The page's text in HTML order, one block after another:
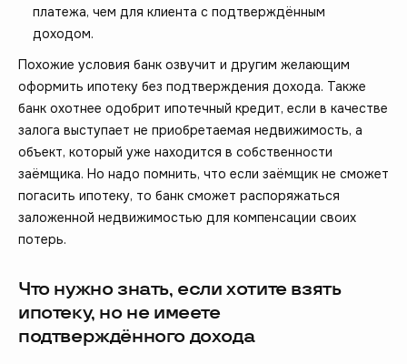
платежа, чем для клиента с подтверждённым
доходом.
Похожие условия банк озвучит и другим желающим
оформить ипотеку без подтверждения дохода. Также
банк охотнее одобрит ипотечный кредит, если в качестве
залога выступает не приобретаемая недвижимость, а
объект, который уже находится в собственности
заёмщика. Но надо помнить, что если заёмщик не сможет
погасить ипотеку, то банк сможет распоряжаться
заложенной недвижимостью для компенсации своих
потерь.
Что нужно знать, если хотите взять
ипотеку, но не имеете
подтверждённого дохода